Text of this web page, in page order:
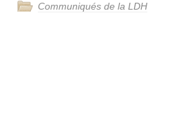
Communiqués de la LDH